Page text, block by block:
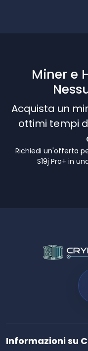
Miner e
Acquista un
ottimi tempi
Richiedi un'offerta
S19j Pro+ in
Informazioni su